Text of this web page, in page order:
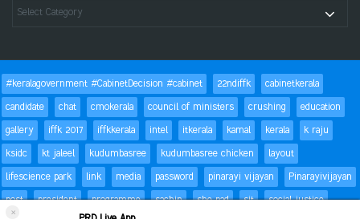
×
#keralagovernment #CabinetDecision #cabinet 22ndiffk
cabinetkerala
candidate
chat cmokerala council of ministers crushing
education
gallery
iffk 2017 iffkkerala intel itkerala kamal kerala
k raju
ksidc
kt jaleel kudumbasree kudumbasree chicken
layout
lifescience park
link media password pinarayi vijayan
Pinarayivijayan
post
president programme sachin she pad sit
social justice